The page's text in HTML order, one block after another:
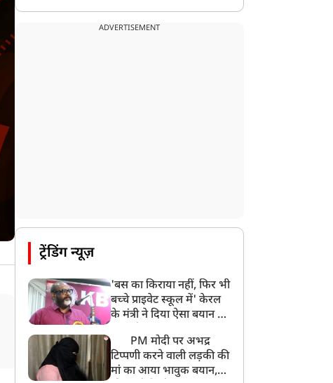
ADVERTISEMENT
ट्रेंडिंग न्यूज़
'बस का किराया नहीं, फिर भी
बच्चे प्राइवेट स्कूल में' केरल
के मंत्री ने दिया ऐसा बयान की
PM मोदी पर अभद्र
टिप्पणी करने वाली लड़की की
मां का आया भावुक बयान,